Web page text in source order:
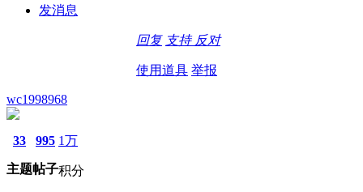
发消息
回复 支持 反对
使用道具 举报
wc1998968
33
主题
995
帖子
1万
积分